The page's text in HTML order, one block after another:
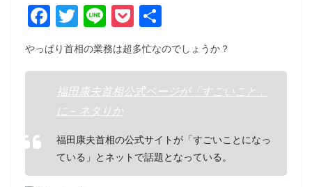
F
a
c
e
b
o
o
k
T
w
itt
er
Li
n
e
P
o
ck
et
有
やっぱり首相の業務は超多忙なのでしょうか？
福田康夫首相公式ページが「すごいこと」
に – ネタりか
福田康夫首相の公式サイトが「すごいことになっ
ている」とネットで話題となっている。